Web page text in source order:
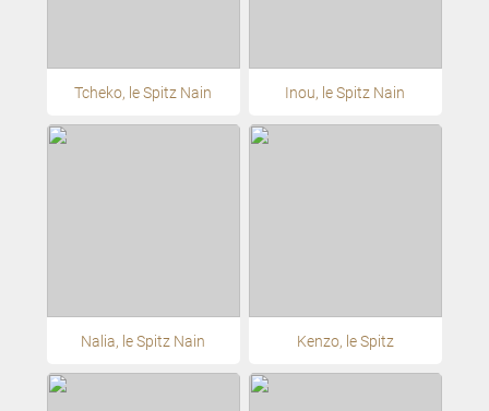
Tcheko, le Spitz Nain Inou, le Spitz Nain
Nalia, le Spitz Nain Kenzo, le Spitz